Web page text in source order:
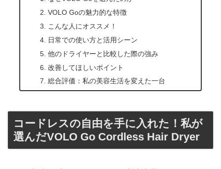
VOLO Goの魅力的な特徴
こんな人にオススメ！
日常での使い方と活用シーン
他のドライヤーと比較した際の強み
改善してほしいポイント
総合評価：私の美容生活を変えた一台
コードレスの自由を手に入れた！私が
選んだVOLO Go Cordless Hair Dryer